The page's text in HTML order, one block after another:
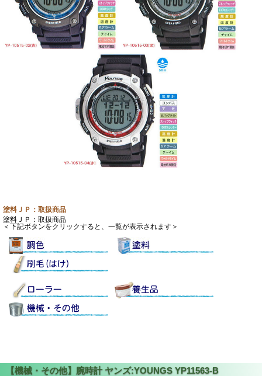
塗料ＪＰ：取扱商品
塗料ＪＰ：取扱商品
＜下記ボタンをクリックすると、一覧が表示されます＞